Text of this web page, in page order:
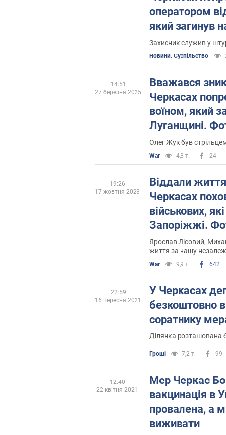
оператором
який загинув
Фото
Захисник служив у
Новини. Суспільство
Вважався
Черкасах
воїном, який
Луганщині.
Олег Жук був
War 4,8 т. 24
14:51
27 березня 2025
Віддали життя
Черкасах
військових,
Запоріжжі.
Ярослав Лісовий,
життя за нашу
War 9,9 т. 642
19:26
17 жовтня 2023
У Черкасах
безкоштовно
соратнику
Ділянка розташована
Гроші 7,2 т. 99
22:59
16 вересня 2021
Мер Черкас
вакцинація в
провалена, а
виживати
12:40
22 квітня 2021